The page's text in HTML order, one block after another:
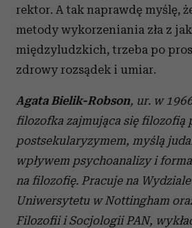
rektor. A tak naprawdę myślę,
metody wykorzeniania zła z
międzyludzkich, trzeba po
zdrowy rozsądek i umiar.
Agata Bielik-Robson, ur. w
filozofka zajmująca się filozofią
postsekularyzymem, myślą
wpływem psychoanalizy i
na filozofię. Pracuje na
Uniwersytetu w Nottingham
Filozofii i Socjologii PAN,